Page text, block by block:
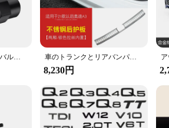
金属製の車のホイールバルブキャップ,アウディカバーs6,s5,b8,c6,b9,a1,a2,a3,a4,a5,a5,a6,a7,a8,q1用カバーq2、q3、q4、q5、q6、q7、q8、tt、4個 車のトランクとリアバンパープロテクター,アウディa3のステッカー,リアスカッフプレート,ドアシル,カーアクセサリー,2021, 2022, 2023
8,230円